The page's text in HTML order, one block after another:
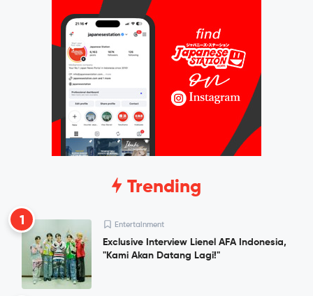
Trending
1 Entertainment
Exclusive Interview Lienel AFA Indonesia,
"Kami Akan Datang Lagi!"